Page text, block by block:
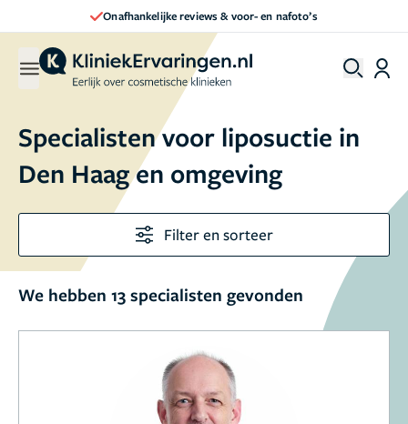
Onafhankelijke reviews & voor- en nafoto’s
Specialisten voor liposuctie in
Den Haag en omgeving
Filter en sorteer
We hebben 13 specialisten gevonden